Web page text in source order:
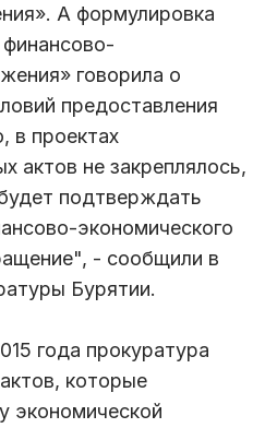
А формулировка
говорила о
предоставления
в проектах
актов не закреплялось,
подтверждать
экономического
- сообщили в
Бурятии.
года прокуратура
которые
экономической